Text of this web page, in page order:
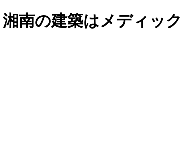
南の建築はメディック